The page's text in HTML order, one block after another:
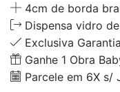
4cm de borda
Dispensa vidro
Exclusiva
Ganhe 1 Obra
Parcele em 6X s/